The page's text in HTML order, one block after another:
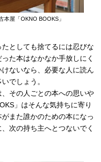
屋「OKNO BOOKS」
としても捨てるには忍びな
た本はなかなか手放しにく
ないなら、必要な人に読ん
でしょう。
その人ごとの本への思いや
」はそんな気持ちに寄り
また誰かのための本になっ
次の持ち主へとつないでく